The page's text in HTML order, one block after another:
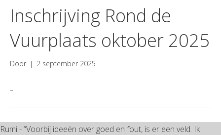
Inschrijving Rond de
Vuurplaats oktober 2025
Door | 2 september 2025
–
Rumi - “Voorbij ideeën over goed en fout, is er een veld. Ik